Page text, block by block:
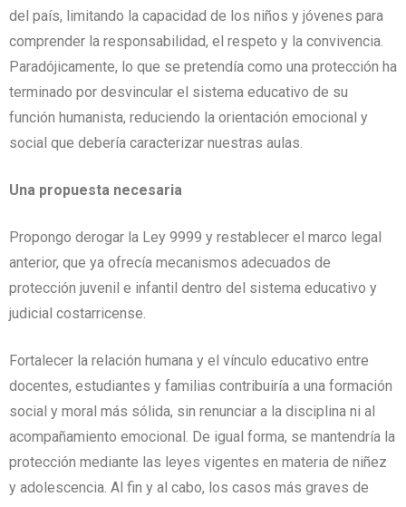
del país, limitando la capacidad de los niños y jóvenes para
comprender la responsabilidad, el respeto y la convivencia.
Paradójicamente, lo que se pretendía como una protección ha
terminado por desvincular el sistema educativo de su
función humanista, reduciendo la orientación emocional y
social que debería caracterizar nuestras aulas.
Una propuesta necesaria
Propongo derogar la Ley 9999 y restablecer el marco legal
anterior, que ya ofrecía mecanismos adecuados de
protección juvenil e infantil dentro del sistema educativo y
judicial costarricense.
Fortalecer la relación humana y el vínculo educativo entre
docentes, estudiantes y familias contribuiría a una formación
social y moral más sólida, sin renunciar a la disciplina ni al
acompañamiento emocional. De igual forma, se mantendría la
protección mediante las leyes vigentes en materia de niñez
y adolescencia. Al fin y al cabo, los casos más graves de